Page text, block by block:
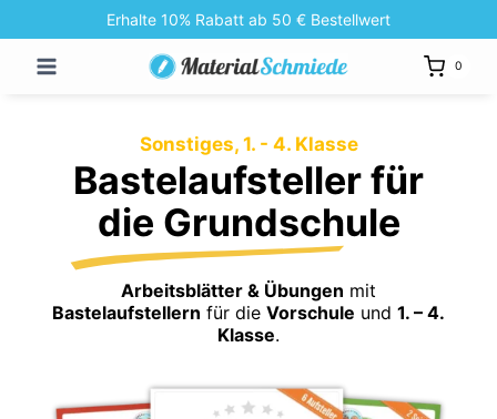
Inhalt
springen
Erhalte 10% Rabatt ab 50 € Bestellwert
0
Sonstiges, 1. - 4. Klasse
Bastelaufsteller für
die Grundschule
Arbeitsblätter & Übungen mit
Bastelaufstellern für die Vorschule und 1. – 4.
Klasse.